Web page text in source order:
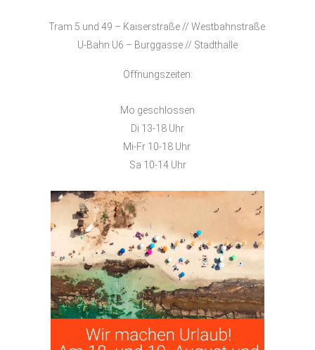
Tram 5 und 49 – Kaiserstraße // Westbahnstraße
U-Bahn U6 – Burggasse // Stadthalle
Öffnungszeiten:
Mo geschlossen
Di 13-18 Uhr
Mi-Fr 10-18 Uhr
Sa 10-14 Uhr